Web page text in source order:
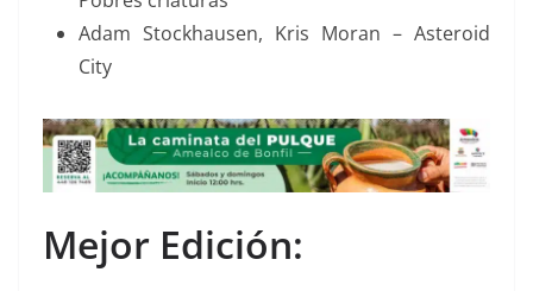
Adam Stockhausen, Kris Moran – Asteroid
City
Mejor Edición: